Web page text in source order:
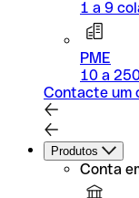
1 a 9
PME
10 a
Contacte um
Produtos
Conta